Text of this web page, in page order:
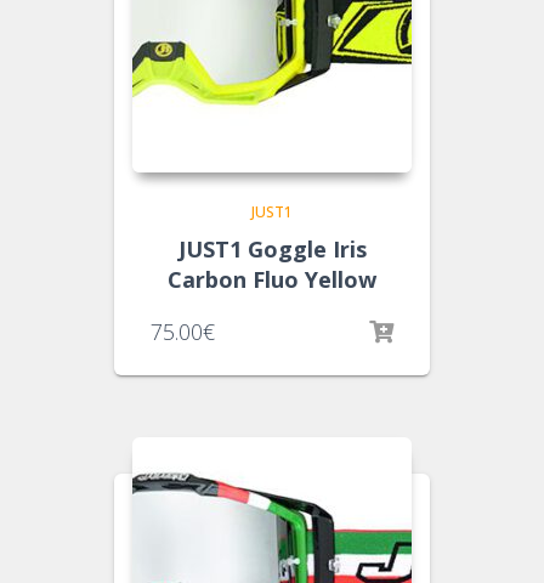
JUST1
JUST1 Goggle Iris
Carbon Fluo Yellow
75.00€